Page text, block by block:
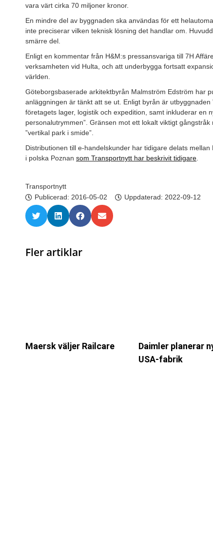
vara värt cirka 70 miljoner kronor.
En mindre del av byggnaden ska användas för ett
inte preciserar vilken teknisk lösning det handlar om.
smärre del.
Enligt en kommentar från H&M:s pressansvariga till 7H
verksamheten vid Hulta, och att underbygga fortsatt
världen.
Göteborgsbaserade arkitektbyrån Malmström Edström har
anläggningen är tänkt att se ut. Enligt byrån är
företagets lager, logistik och expedition, samt inkluderar en
personalutrymmen”. Gränsen mot ett lokalt viktigt
”vertikal park i smide”.
Distributionen till e-handelskunder har tidigare delats
i polska Poznan som Transportnytt har beskrivit tidigare.
Transportnytt
Publicerad: 2016-05-02 Uppdaterad: 2022-09-12
Fler artiklar
Maersk väljer Railcare
Daimler planerar
USA-fabrik